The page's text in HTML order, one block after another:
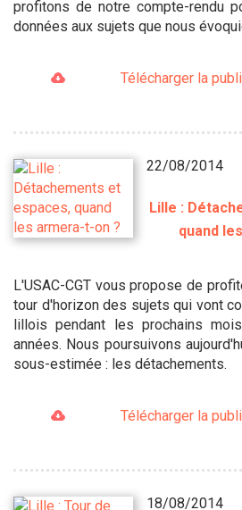
profitons de notre compte-rendu
données aux sujets que nous
Télécharger la
22/08/2014
Lille :
quand
L'USAC-CGT vous propose de
tour d'horizon des sujets qui vont
lillois pendant les prochains
années. Nous poursuivons
sous-estimée : les détachements.
Télécharger la
18/08/2014